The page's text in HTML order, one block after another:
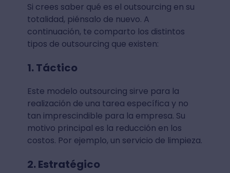
Si crees saber qué es el outsourcing en su
totalidad, piénsalo de nuevo. A
continuación, te comparto los distintos
tipos de outsourcing que existen:
1. Táctico
Este modelo outsourcing sirve para la
realización de una tarea específica y no
tan imprescindible para la empresa. Su
motivo principal es la reducción en los
costos. Por ejemplo, un servicio de limpieza.
2. Estratégico